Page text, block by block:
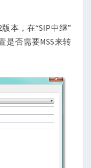
本，在“SIP中继”
是否需要MSS来转